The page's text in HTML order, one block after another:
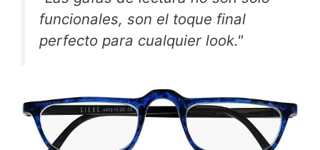
funcionales, son el toque final
perfecto para cualquier look."